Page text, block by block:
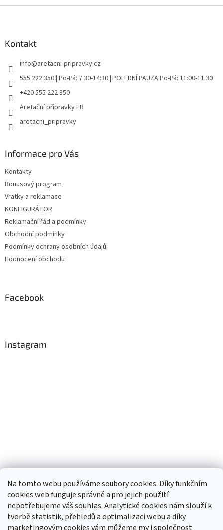
Na tomto webu používáme soubory cookies. Díky funkčním
cookies web funguje správně a pro jejich použití
nepotřebujeme váš souhlas. Analytické cookies nám slouží k
tvorbě statistik, přehledů a optimalizaci webu a díky
marketingovým cookies vám můžeme my i společnost
Kontakt
info@aretacni-pripravky.cz
555 222 350 | Po-Pá: 7:30-14:30 | POLEDNÍ PAUZA Po-Pá: 11:00-11:30
+420 555 222 350
Aretační přípravky FB
aretacni_pripravky
Informace pro Vás
Kontakty
Bonusový program
Vratky a reklamace
KONFIGURÁTOR
Reklamační řád a podmínky
Obchodní podmínky
Podmínky ochrany osobních údajů
Hodnocení obchodu
Facebook
Instagram
Sledovat na Instagramu